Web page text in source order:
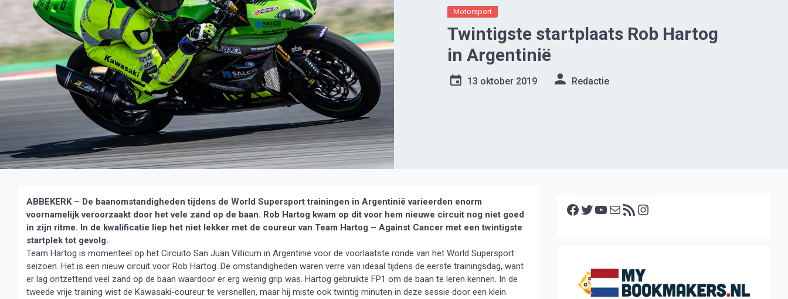
Motorsport
Twintigste startplaats Rob Hartog
in Argentinië
13 oktober 2019 Redactie
ABBEKERK – De baanomstandigheden tijdens de World Supersport trainingen in Argentinië varieerden enorm
voornamelijk veroorzaakt door het vele zand op de baan. Rob Hartog kwam op dit voor hem nieuwe circuit nog niet goed
in zijn ritme. In de kwalificatie liep het niet lekker met de coureur van Team Hartog – Against Cancer met een twintigste
startplek tot gevolg.
Team Hartog is momenteel op het Circuito San Juan Villicum in Argentinië voor de voorlaatste ronde van het World Supersport
seizoen. Het is een nieuw circuit voor Rob Hartog. De omstandigheden waren verre van ideaal tijdens de eerste trainingsdag, want
er lag ontzettend veel zand op de baan waardoor er erg weinig grip was. Hartog gebruikte FP1 om de baan te leren kennen. In de
tweede vrije training wist de Kawasaki-coureur te versnellen, maar hij miste ook twintig minuten in deze sessie door een klein
Facebook Twitter YouTube E-mail RSS feed